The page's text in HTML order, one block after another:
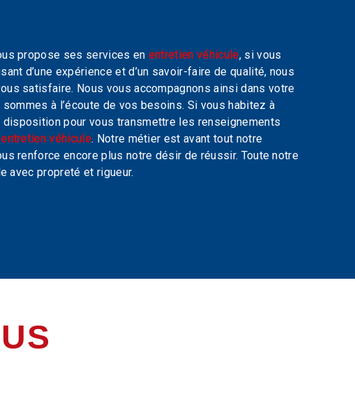
propose ses services en entretien véhicule, si vous
d’une expérience et d’un savoir-faire de qualité, nous
satisfaire. Nous vous accompagnons ainsi dans votre
sommes à l’écoute de vos besoins. Si vous habitez à
disposition pour vous transmettre les renseignements
entretien véhicule. Notre métier est avant tout notre
renforce encore plus notre désir de réussir. Toute notre
avec propreté et rigueur.